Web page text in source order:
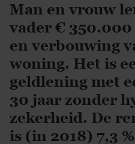
Man en vrouw
vader €
en verbouwing
woning. Het is
geldlening met
30 jaar zonder
zekerheid. De
is (in 2018) 7,3